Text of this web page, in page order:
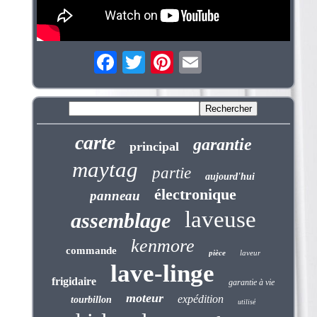
carte principal garantie
maytag partie aujourd'hui
panneau électronique
assemblage laveuse
commande kenmore pièce laveur
frigidaire lave-linge garantie à vie
tourbillon moteur expédition utilisé